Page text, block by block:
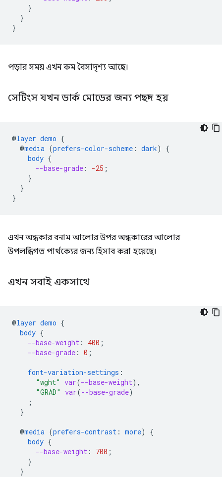
}
}
}
পড়ার সময় এখন কম বৈসাদৃশ্য আছে।
সেটিংস যখন ডার্ক মোডের জন্য পছন্দ হয়
@layer demo {
@media (prefers-color-scheme : dark)
{
body {
--base-grade : -25 ;
}
}
}
এখন অন্ধকার বনাম আলোর উপর অন্ধকারের আলোর
উপলব্ধিগত পার্থক্যের জন্য হিসাব করা হয়েছে।
এখন সবাই একসাথে
@layer demo {
body {
--base-weight : 400 ;
--base-grade : 0 ;
font-variation-settings :
"wght" var(--base-weight),
"GRAD" var(--base-grade)
;
}
@media (prefers-contrast : more)
{
body {
--base-weight : 700 ;
}
}